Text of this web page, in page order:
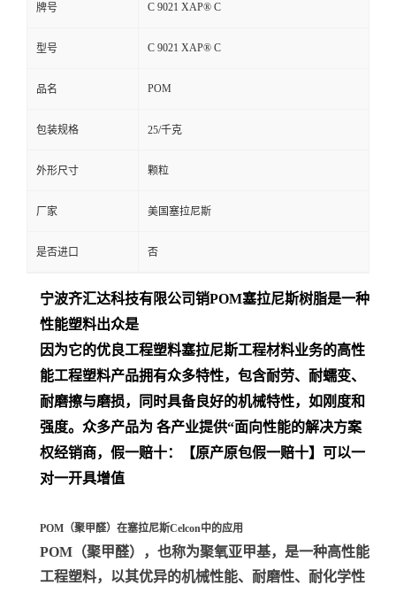
牌号 C 9021 XAP® C
型号 C 9021 XAP® C
品名 POM
包装规格 25/千克
外形尺寸 颗粒
厂家 美国塞拉尼斯
是否进口 否
宁波齐汇达科技有限公司销POM塞拉尼斯树脂是一种
性能塑料出众是
因为它的优良工程塑料塞拉尼斯工程材料业务的高性
能工程塑料产品拥有众多特性，包含耐劳、耐蠕变、
耐磨擦与磨损，同时具备良好的机械特性，如刚度和
强度。众多产品为 各产业提供“面向性能的解决方案
权经销商，假一赔十：【原产原包假一赔十】可以一
对一开具增值
POM（聚甲醛）在塞拉尼斯Celcon中的应用
POM（聚甲醛）
，也称为聚氧亚甲基，是一种高性能
工程塑料，以其优异的机械性能、耐磨性、耐化学性